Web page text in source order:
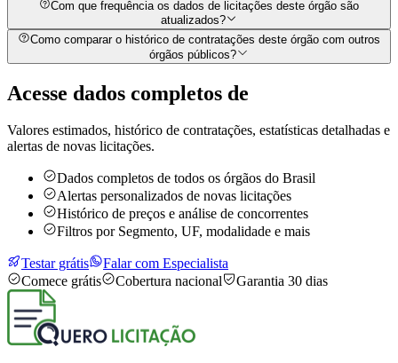
Com que frequência os dados de licitações deste órgão são
atualizados?
Como comparar o histórico de contratações deste órgão com outros
órgãos públicos?
Acesse dados completos de
Valores estimados, histórico de contratações, estatísticas detalhadas e
alertas de novas licitações.
Dados completos de todos os órgãos do Brasil
Alertas personalizados de novas licitações
Histórico de preços e análise de concorrentes
Filtros por Segmento, UF, modalidade e mais
Testar grátis
Falar com Especialista
Comece grátis
Cobertura nacional Garantia 30 dias